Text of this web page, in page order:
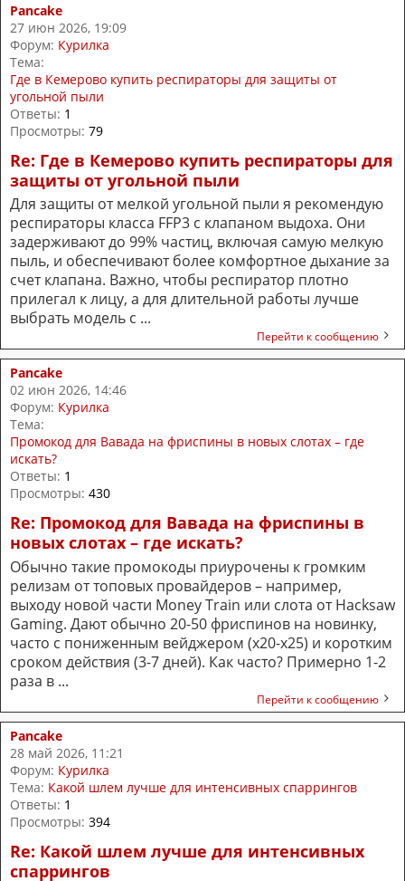
Pancake
27 июн 2026, 19:09
Форум: Курилка
Тема:
Где в Кемерово купить респираторы для защиты от
угольной пыли
Ответы: 1
Просмотры: 79
Re: Где в Кемерово купить респираторы для
защиты от угольной пыли
Для защиты от мелкой угольной пыли я рекомендую
респираторы класса FFP3 с клапаном выдоха. Они
задерживают до 99% частиц, включая самую мелкую
пыль, и обеспечивают более комфортное дыхание за
счет клапана. Важно, чтобы респиратор плотно
прилегал к лицу, а для длительной работы лучше
выбрать модель с ...
Перейти к сообщению
Pancake
02 июн 2026, 14:46
Форум: Курилка
Тема:
Промокод для Вавада на фриспины в новых слотах – где
искать?
Ответы: 1
Просмотры: 430
Re: Промокод для Вавада на фриспины в
новых слотах – где искать?
Обычно такие промокоды приурочены к громким
релизам от топовых провайдеров – например,
выходу новой части Money Train или слота от Hacksaw
Gaming. Дают обычно 20-50 фриспинов на новинку,
часто с пониженным вейджером (х20-х25) и коротким
сроком действия (3-7 дней). Как часто? Примерно 1-2
раза в ...
Перейти к сообщению
Pancake
28 май 2026, 11:21
Форум: Курилка
Тема: Какой шлем лучше для интенсивных спаррингов
Ответы: 1
Просмотры: 394
Re: Какой шлем лучше для интенсивных
спаррингов